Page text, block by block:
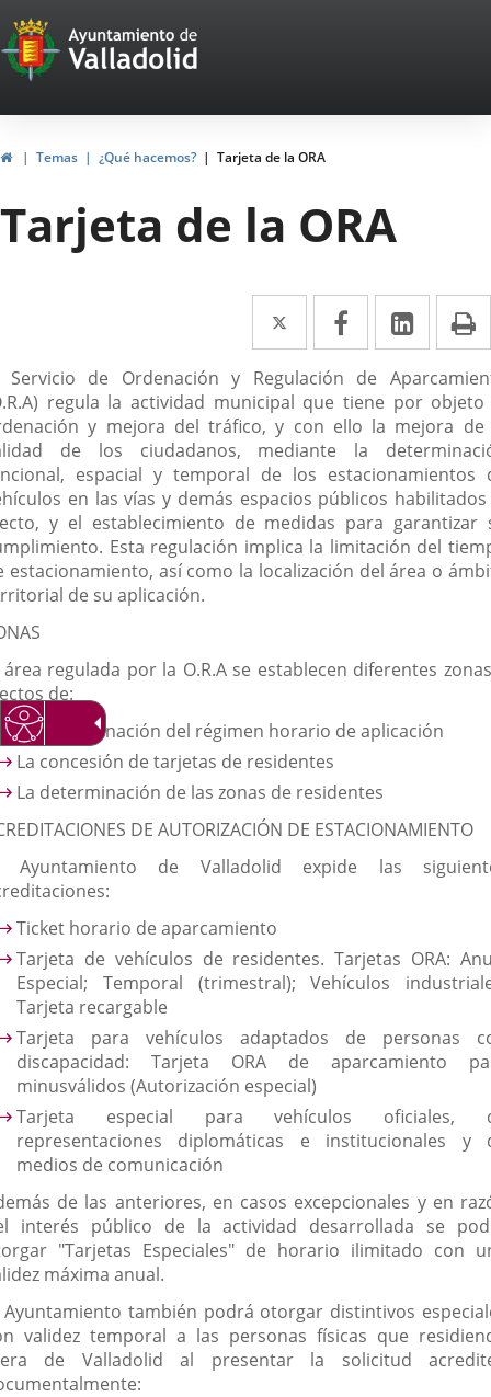
Portal
Web
del
Ayuntamiento
de
Valladolid
InicioTemas ¿Qué hacemos? Tarjeta de la ORA
Tarjeta de la ORA
Twitter
Enlace
a
una
aplicación
externa.
Facebook
Enlace
a
una
aplicación
externa.
Enlace
a
una
Servicio de Ordenación y Regulación de
regula la actividad municipal que tiene por objeto
y mejora del tráfico, y con ello la mejora de
de los ciudadanos, mediante la
espacial y temporal de los estacionamientos
en las vías y demás espacios públicos
y el establecimiento de medidas para garantizar
Esta regulación implica la limitación del
estacionamiento, así como la localización del área o
de su aplicación.
área regulada por la O.R.A se establecen diferentes
de:
La determinación del régimen horario de aplicación
La concesión de tarjetas de residentes
La determinación de las zonas de residentes
DE AUTORIZACIÓN DE ESTACIONAMIENTO
Ayuntamiento de Valladolid expide las
Ticket horario de aparcamiento
Tarjeta de vehículos de residentes. Tarjetas ORA:
Especial; Temporal (trimestral); Vehículos
Tarjeta recargable
Tarjeta para vehículos adaptados de personas
discapacidad: Tarjeta ORA de aparcamiento
minusválidos (Autorización especial)
Tarjeta especial para vehículos oficiales,
representaciones diplomáticas e institucionales y
medios de comunicación
de las anteriores, en casos excepcionales y en
interés público de la actividad desarrollada se
"Tarjetas Especiales" de horario ilimitado con
máxima anual.
Ayuntamiento también podrá otorgar distintivos
validez temporal a las personas físicas que
de Valladolid al presentar la solicitud